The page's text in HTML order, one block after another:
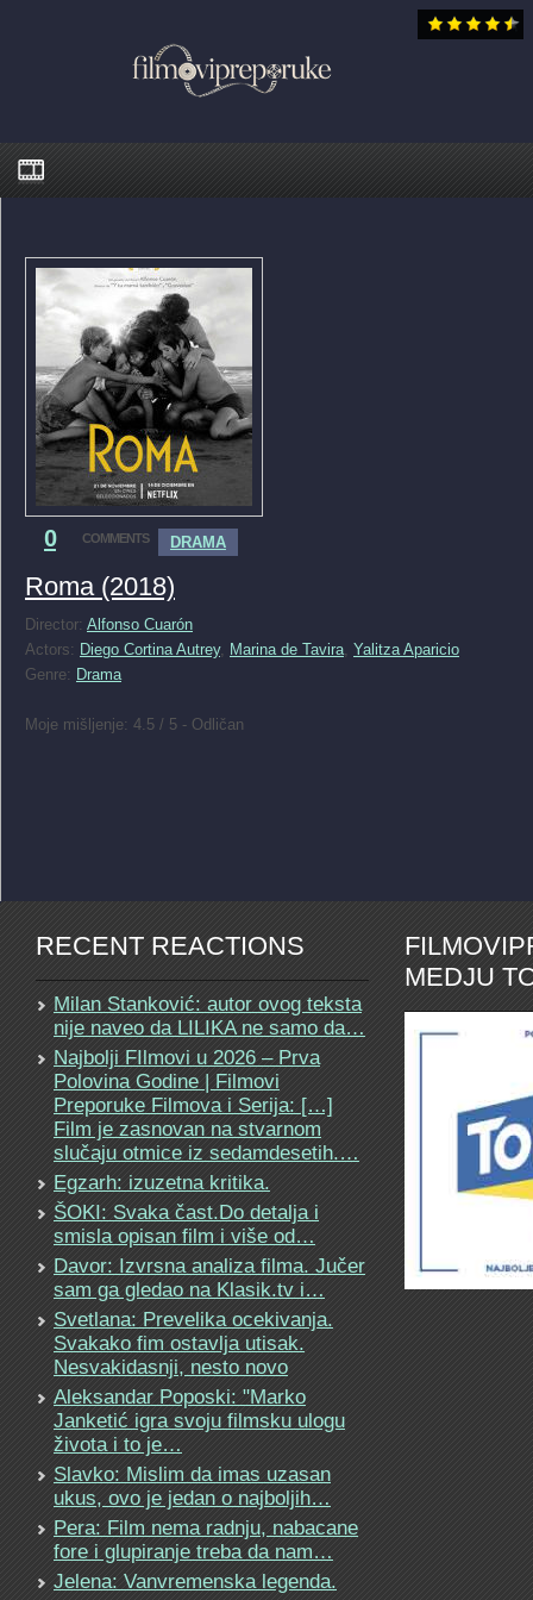
0 COMMENTS DRAMA
Roma (2018)
Director: Alfonso Cuarón
Actors: Diego Cortina Autrey, Marina de Tavira Yalitza Aparicio
Genre: Drama
Moje mišljenje: 4.5 / 5 - Odličan
RECENT REACTIONS
Milan Stanković: autor ovog teksta
nije naveo da LILIKA ne samo da…
Najbolji FIlmovi u 2026 – Prva
Polovina Godine | Filmovi
Preporuke Filmova i Serija: […]
Film je zasnovan na stvarnom
slučaju otmice iz sedamdesetih.…
Egzarh: izuzetna kritika.
ŠOKI: Svaka čast.Do detalja i
smisla opisan film i više od…
Davor: Izvrsna analiza filma. Jučer
sam ga gledao na Klasik.tv i…
Svetlana: Prevelika ocekivanja.
Svakako fim ostavlja utisak.
Nesvakidasnji, nesto novo
Aleksandar Poposki: "Marko
Janketić igra svoju filmsku ulogu
života i to je…
Slavko: Mislim da imas uzasan
ukus, ovo je jedan o najboljih…
Pera: Film nema radnju, nabacane
fore i glupiranje treba da nam…
Jelena: Vanvremenska legenda.
MEDJU